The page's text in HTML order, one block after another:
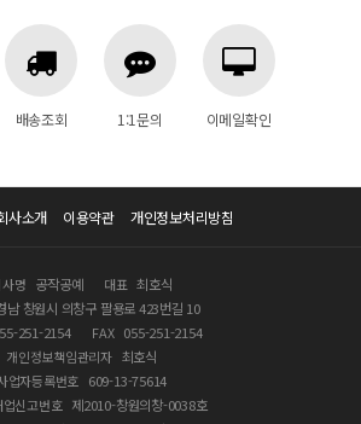
배송조회 1:1문의 이메일확인
사소개 이용약관 개인정보처리방침
명 공작공예 대표 최호식
남 창원시 의창구 팔용로 423번길 10
251-2154 FAX 055-251-2154
개인정보책임관리자 최호식
업자등록번호 609-13-75614
업신고번호 제2010-창원의창-0038호